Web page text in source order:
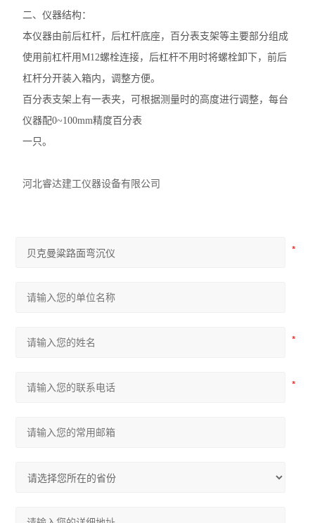
二、仪器结构：
本仪器由前后杠杆，后杠杆底座，百分表支架等主要部分组成
使用前杠杆用M12螺栓连接，后杠杆不用时将螺栓卸下，前后
杠杆分开装入箱内，调整方便。
百分表支架上有一表夹，可根据测量时的高度进行调整，每台
仪器配0~100mm精度百分表
一只。
河北睿达建工仪器设备有限公司